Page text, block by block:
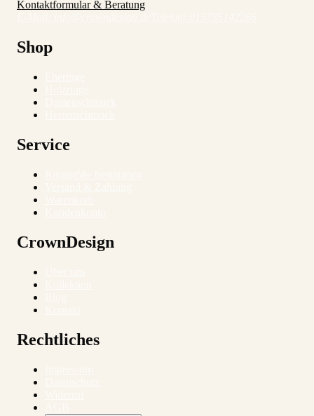
Kontaktformular & Beratung
Shop
Service
CrownDesign
Rechtliches